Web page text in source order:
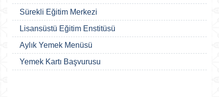
Sürekli Eğitim Merkezi
Lisansüstü Eğitim Enstitüsü
Aylık Yemek Menüsü
Yemek Kartı Başvurusu